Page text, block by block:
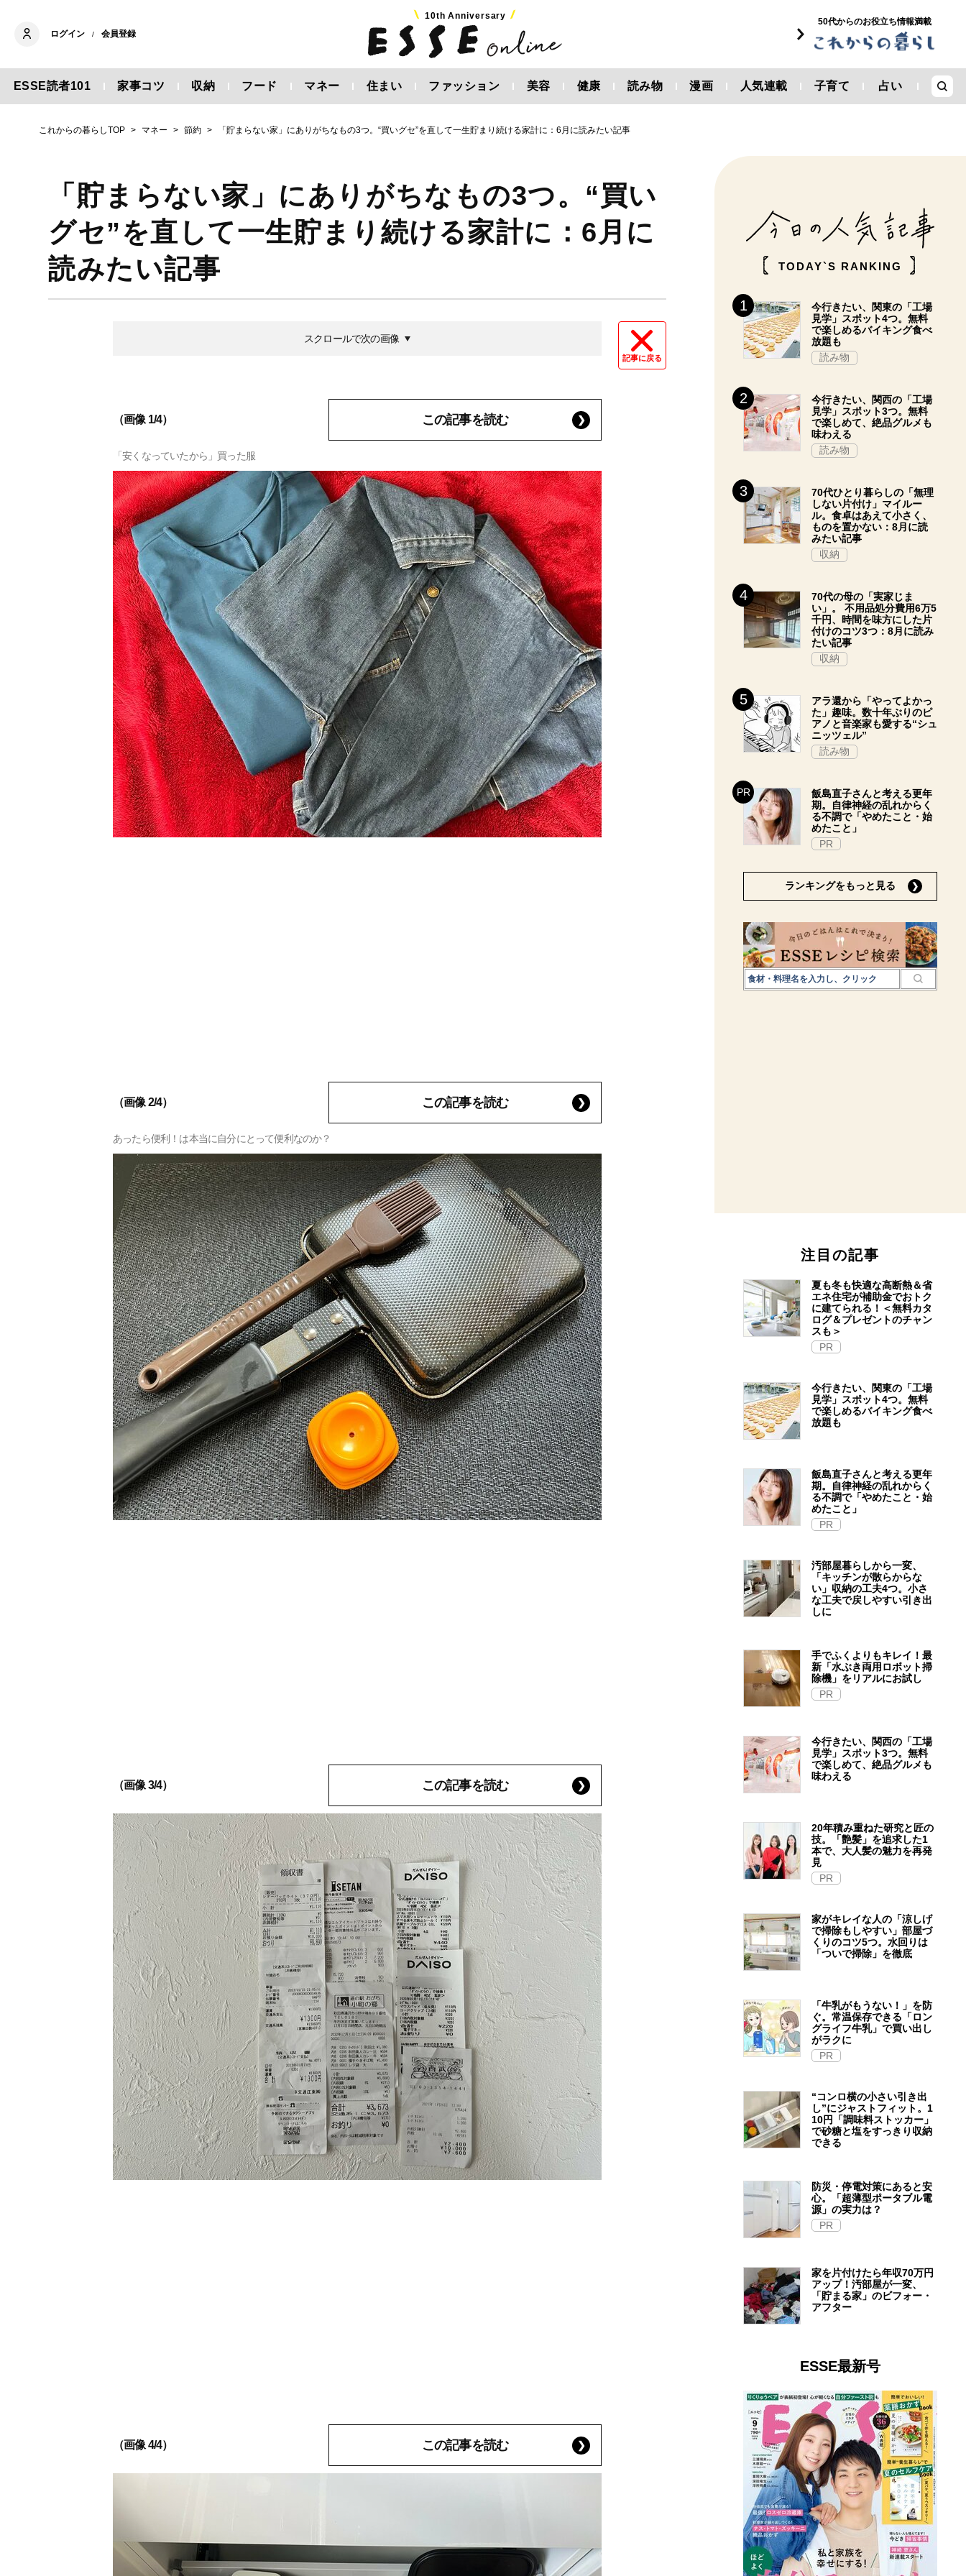
ログイン / 会員登録
10th Anniversary
50代からのお役立ち情報満載
ESSE読者101 家事コツ 収納 フード マネー 住まい ファッション 美容 健康 読み物 漫画 人気連載 子育て 占い
これからの暮らしTOP マネー 節約 「貯まらない家」にありがちなもの3つ。“買いグセ”を直して一生貯まり続ける家計に：6月に読みたい記事
「貯まらない家」にありがちなもの3つ。“買い
グセ”を直して一生貯まり続ける家計に：6月に
読みたい記事
記事に戻る
スクロールで次の画像
（画像 1/4） この記事を読む
「安くなっていたから」買った服
（画像 2/4） この記事を読む
あったら便利！は本当に自分にとって便利なのか？
（画像 3/4） この記事を読む
（画像 4/4） この記事を読む
TODAY`S RANKING
今行きたい、関東の「工場
見学」スポット4つ。無料
で楽しめるバイキング食べ
放題も
読み物
今行きたい、関西の「工場
見学」スポット3つ。無料
で楽しめて、絶品グルメも
味わえる
読み物
70代ひとり暮らしの「無理
しない片付け」マイルー
ル。食卓はあえて小さく、
ものを置かない：8月に読
みたい記事
収納
70代の母の「実家じま
い」。 不用品処分費用6万5
千円、時間を味方にした片
付けのコツ3つ：8月に読み
たい記事
収納
アラ還から「やってよかっ
た」趣味。数十年ぶりのピ
アノと音楽家も愛する“シュ
ニッツェル”
読み物
飯島直子さんと考える更年
期。自律神経の乱れからく
る不調で「やめたこと・始
めたこと」
PR
ランキングをもっと見る
注目の記事
夏も冬も快適な高断熱＆省
エネ住宅が補助金でおトク
に建てられる！＜無料カタ
ログ＆プレゼントのチャン
スも＞
PR
今行きたい、関東の「工場
見学」スポット4つ。無料
で楽しめるバイキング食べ
放題も
飯島直子さんと考える更年
期。自律神経の乱れからく
る不調で「やめたこと・始
めたこと」
PR
汚部屋暮らしから一変、
「キッチンが散らからな
い」収納の工夫4つ。小さ
な工夫で戻しやすい引き出
しに
手でふくよりもキレイ！最
新「水ぶき両用ロボット掃
除機」をリアルにお試し
PR
今行きたい、関西の「工場
見学」スポット3つ。無料
で楽しめて、絶品グルメも
味わえる
20年積み重ねた研究と匠の
技。「艶髪」を追求した1
本で、大人髪の魅力を再発
見
PR
家がキレイな人の「涼しげ
で掃除もしやすい」部屋づ
くりのコツ5つ。水回りは
「ついで掃除」を徹底
「牛乳がもうない！」を防
ぐ。常温保存できる「ロン
グライフ牛乳」で買い出し
がラクに
PR
“コンロ横の小さい引き出
し”にジャストフィット。1
10円「調味料ストッカー」
で砂糖と塩をすっきり収納
できる
防災・停電対策にあると安
心。「超薄型ポータブル電
源」の実力は？​
PR
家を片付けたら年収70万円
アップ！汚部屋が一変、
「貯まる家」のビフォー・
アフター
ESSE最新号